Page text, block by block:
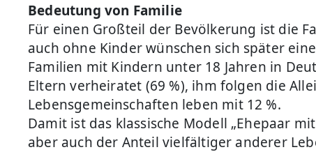
Bedeutung von Familie
Für einen Großteil der Bevölkerung ist die
auch ohne Kinder wünschen sich später
Familien mit Kindern unter 18 Jahren in
Eltern verheiratet (69 %), ihm folgen die
Lebensgemeinschaften leben mit 12 %.
Damit ist das klassische Modell „Ehepaar
aber auch der Anteil vielfältiger anderer